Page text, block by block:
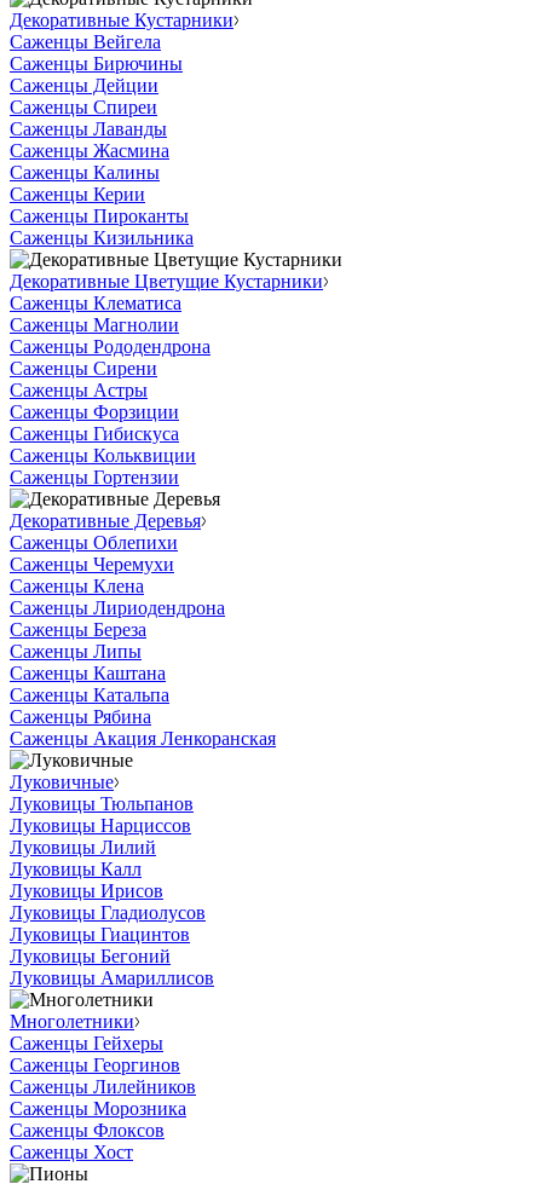
Декоративные Кустарники
Саженцы Вейгела
Саженцы Бирючины
Саженцы Дейции
Саженцы Спиреи
Саженцы Лаванды
Саженцы Жасмина
Саженцы Калины
Саженцы Керии
Саженцы Пироканты
Саженцы Кизильника
Декоративные Цветущие Кустарники
Саженцы Клематиса
Саженцы Магнолии
Саженцы Рододендрона
Саженцы Сирени
Саженцы Астры
Саженцы Форзиции
Саженцы Гибискуса
Саженцы Кольквиции
Саженцы Гортензии
Декоративные Деревья
Саженцы Облепихи
Саженцы Черемухи
Саженцы Клена
Саженцы Лириодендрона
Саженцы Береза
Саженцы Липы
Саженцы Каштана
Саженцы Катальпа
Саженцы Рябина
Саженцы Акация Ленкоранская
Луковичные
Луковицы Тюльпанов
Луковицы Нарциссов
Луковицы Лилий
Луковицы Калл
Луковицы Ирисов
Луковицы Гладиолусов
Луковицы Гиацинтов
Луковицы Бегоний
Луковицы Амариллисов
Многолетники
Саженцы Гейхеры
Саженцы Георгинов
Саженцы Лилейников
Саженцы Морозника
Саженцы Флоксов
Саженцы Хост